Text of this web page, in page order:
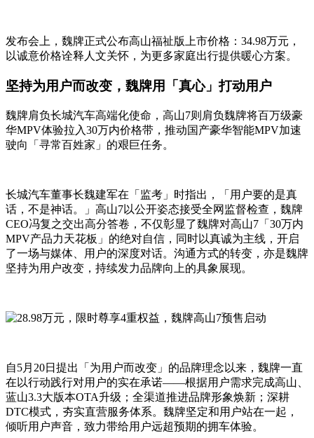
发布会上，魏牌正式公布高山福祉版上市价格：34.98万元，
以诚意价格诠释人文关怀，为更多家庭出行提供暖心方案。
坚持为用户而改变，魏牌用「真心」打动用户
魏牌肩负长城汽车高端化使命，高山7则肩负魏牌将百万级豪
华MPV体验拉入30万内价格带，推动国产豪华智能MPV加速
驶向「寻常百姓家」的艰巨任务。
长城汽车董事长魏建军在「监考」时指出，「用户要的是真
话，不是神话。」高山7以公开姿态接受全网监督检查，魏牌
CEO冯复之交出高分答卷，不仅彰显了魏牌对高山7「30万内
MPV产品力天花板」的绝对自信，同时以真诚为主线，开启
了一场与媒体、用户的深度对话。沟通方式的转变，亦是魏牌
坚持为用户改变，持续发力品牌向上的具象展现。
自5月20日提出「为用户而改变」的品牌理念以来，魏牌一直
在以行动践行对用户的实在承诺——根据用户需求完成高山、
蓝山3.3大版本OTA升级；全渠道推进品牌形象焕新；深耕
DTC模式，夯实直营服务体系。魏牌坚定和用户站在一起，
倾听用户声音，致力带给用户远超预期的拥车体验。